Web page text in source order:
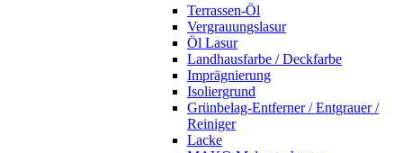
Terrassen-Öl
Vergrauungslasur
Öl Lasur
Landhausfarbe / Deckfarbe
Imprägnierung
Isoliergrund
Grünbelag-Entferner / Entgrauer /
Reiniger
Lacke